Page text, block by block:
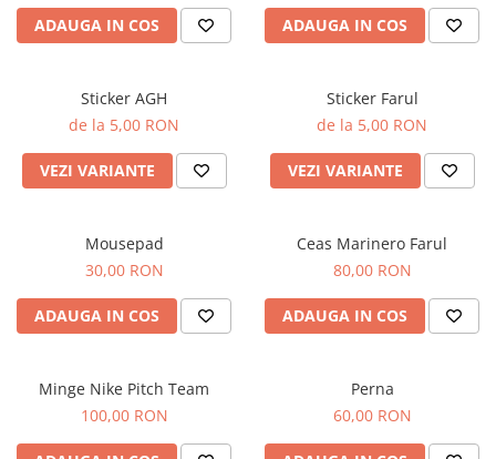
ADAUGA IN COS ADAUGA IN COS
Sticker AGH
de la 5,00 RON
VEZI VARIANTE
Sticker Farul
de la 5,00 RON
VEZI VARIANTE
Mousepad
30,00 RON
ADAUGA IN COS
Ceas Marinero Farul
80,00 RON
ADAUGA IN COS
Minge Nike Pitch Team
100,00 RON
Perna
60,00 RON